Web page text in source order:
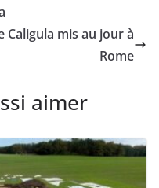
Caligula mis au jour à
Rome
aimer